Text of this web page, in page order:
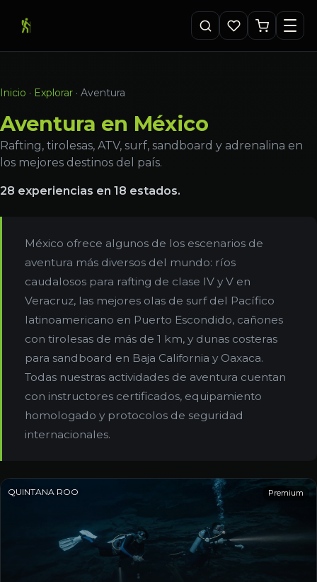
Inicio · Explorar · Aventura
Aventura en México
Rafting, tirolesas, ATV, surf, sandboard y adrenalina en
los mejores destinos del país.
28 experiencias en 18 estados.
México ofrece algunos de los escenarios de
aventura más diversos del mundo: ríos
caudalosos para rafting de clase IV y V en
Veracruz, las mejores olas de surf del Pacífico
latinoamericano en Puerto Escondido, cañones
con tirolesas de más de 1 km, y dunas costeras
para sandboard en Baja California y Oaxaca.
Todas nuestras actividades de aventura cuentan
con instructores certificados, equipamiento
homologado y protocolos de seguridad
internacionales.
QUINTANA ROO Premium